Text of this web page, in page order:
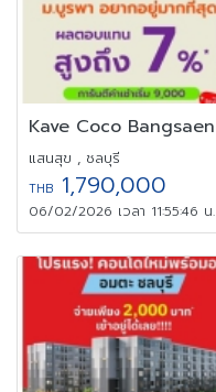
แสนสุข , ชลบุรี
THB 1,790,000
06/02/2026 เวลา 11:55:46 น.